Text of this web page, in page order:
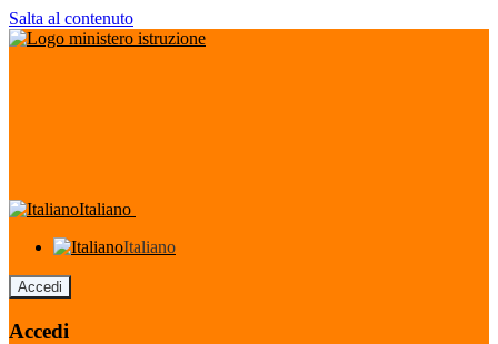
Salta al contenuto
Italiano
Italiano
Accedi
Accedi